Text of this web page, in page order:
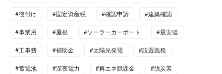
#後付け #固定資産税 #確認申請 #建築確認
#事業用 #屋根 #ソーラーカーポート #最安値
#工事費 #補助金 #太陽光発電 #設置義務
#蓄電池 #深夜電力 #再エネ賦課金 #脱炭素